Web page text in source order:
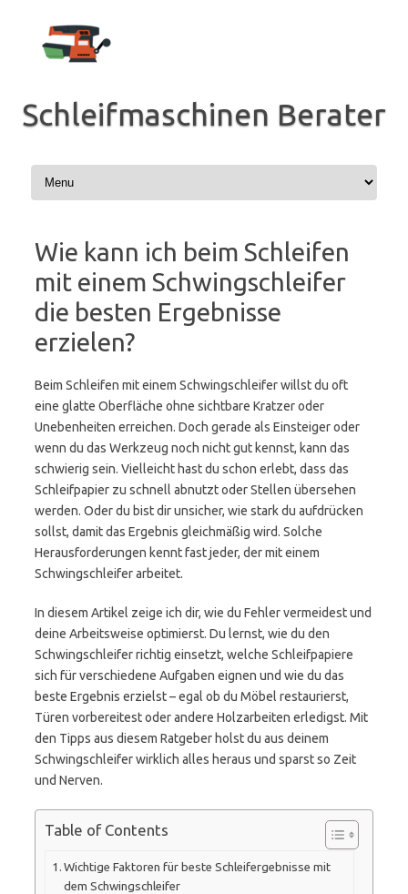
springen
Schleifmaschinen Berater
Wie kann ich beim Schleifen
mit einem Schwingschleifer
die besten Ergebnisse
erzielen?
Beim Schleifen mit einem Schwingschleifer willst du oft
eine glatte Oberfläche ohne sichtbare Kratzer oder
Unebenheiten erreichen. Doch gerade als Einsteiger oder
wenn du das Werkzeug noch nicht gut kennst, kann das
schwierig sein. Vielleicht hast du schon erlebt, dass das
Schleifpapier zu schnell abnutzt oder Stellen übersehen
werden. Oder du bist dir unsicher, wie stark du aufdrücken
sollst, damit das Ergebnis gleichmäßig wird. Solche
Herausforderungen kennt fast jeder, der mit einem
Schwingschleifer arbeitet.
In diesem Artikel zeige ich dir, wie du Fehler vermeidest und
deine Arbeitsweise optimierst. Du lernst, wie du den
Schwingschleifer richtig einsetzt, welche Schleifpapiere
sich für verschiedene Aufgaben eignen und wie du das
beste Ergebnis erzielst – egal ob du Möbel restaurierst,
Türen vorbereitest oder andere Holzarbeiten erledigst. Mit
den Tipps aus diesem Ratgeber holst du aus deinem
Schwingschleifer wirklich alles heraus und sparst so Zeit
und Nerven.
Table of Contents
Wichtige Faktoren für beste Schleifergebnisse mit
dem Schwingschleifer